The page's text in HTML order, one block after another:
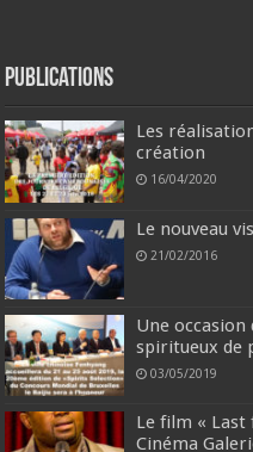
Publications
Les
création
16/04/2020
Le nouveau
21/02/2016
Une
spiritueux de
03/05/2019
Le film « Last
Cinéma